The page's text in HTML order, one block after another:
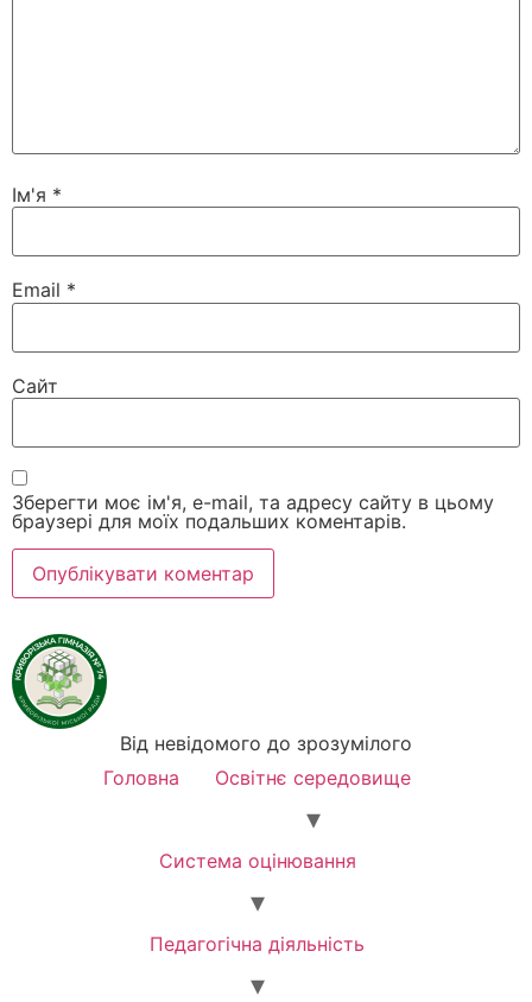
Ім'я *
Email *
Сайт
Зберегти моє ім'я, e-mail, та адресу сайту в цьому
браузері для моїх подальших коментарів.
Від невідомого до зрозумілого
Головна
Освітнє середовище
Система оцінювання
Педагогічна діяльність